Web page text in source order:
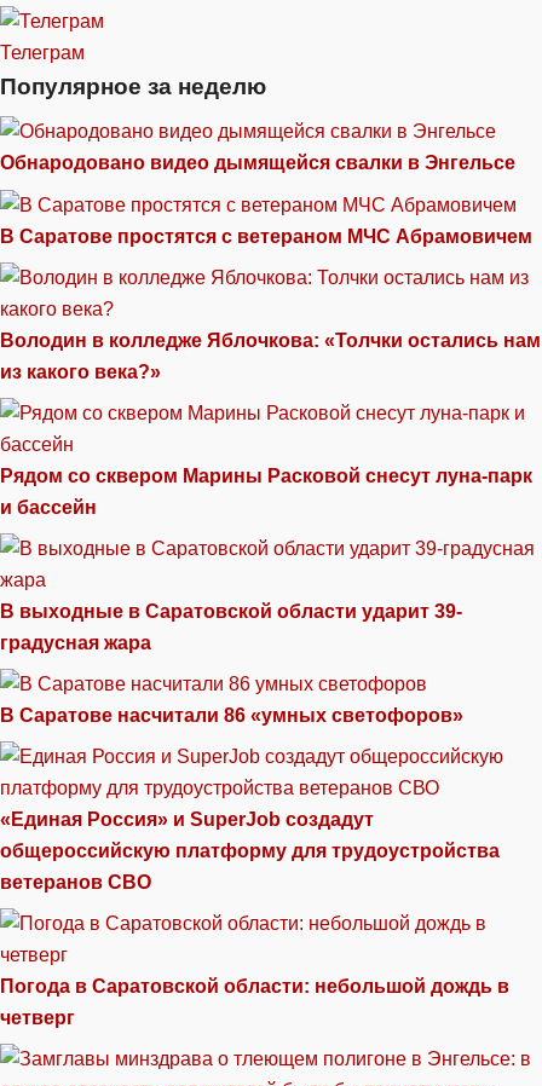
Телеграм
Популярное за неделю
Обнародовано видео дымящейся свалки в Энгельсе
В Саратове простятся с ветераном МЧС Абрамовичем
Володин в колледже Яблочкова: «Толчки остались нам
из какого века?»
Рядом со сквером Марины Расковой снесут луна-парк
и бассейн
В выходные в Саратовской области ударит 39-
градусная жара
В Саратове насчитали 86 «умных светофоров»
«Единая Россия» и SuperJob создадут
общероссийскую платформу для трудоустройства
ветеранов СВО
Погода в Саратовской области: небольшой дождь в
четверг